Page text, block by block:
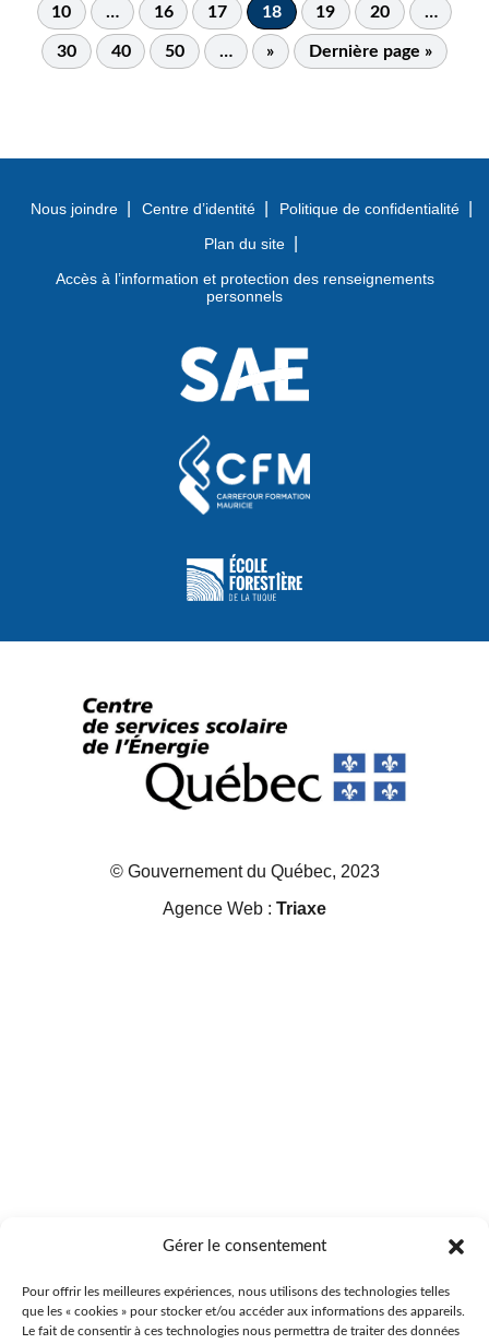
Gérer le consentement
Pour offrir les meilleures expériences, nous utilisons des technologies telles
que les « cookies » pour stocker et/ou accéder aux informations des appareils.
Le fait de consentir à ces technologies nous permettra de traiter des données
10 … 16 17 18 19 20 …
30 40 50 … » Dernière page »
Nous joindre Centre d’identité
Politique de confidentialité
Plan du site
Accès à l’information et protection des renseignements
personnels
© Gouvernement du Québec, 2023
Agence Web : Triaxe